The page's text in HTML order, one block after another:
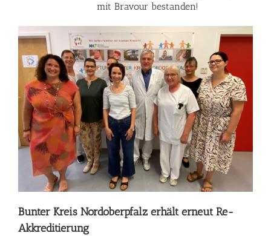
mit Bravour bestanden!
Bunter Kreis Nordoberpfalz erhält erneut Re-
Akkreditierung